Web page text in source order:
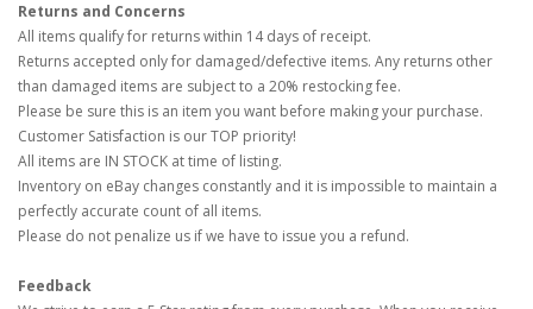
Returns and Concerns
All items qualify for returns within 14 days of receipt.
Returns accepted only for damaged/defective items. Any returns other
than damaged items are subject to a 20% restocking fee.
Please be sure this is an item you want before making your purchase.
Customer Satisfaction is our TOP priority!
All items are IN STOCK at time of listing.
Inventory on eBay changes constantly and it is impossible to maintain a
perfectly accurate count of all items.
Please do not penalize us if we have to issue you a refund.
Feedback